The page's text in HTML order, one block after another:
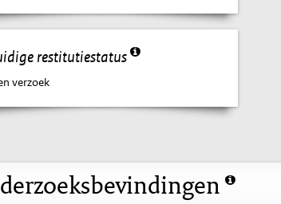
restitutiestatus
verzoek